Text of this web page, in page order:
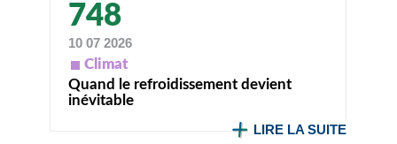
748
10 07 2026
Climat
Quand le refroidissement devient
inévitable
LIRE LA SUITE